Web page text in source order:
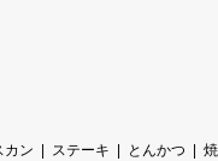
カン ステーキ とんかつ